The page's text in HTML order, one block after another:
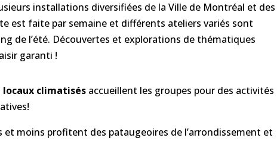
installations diversifiées de la Ville de Montréal et des
est faite par semaine et différents ateliers variés sont
de l’été. Découvertes et explorations de thématiques
garanti !
locaux climatisésaccueillent les groupes pour des activités
et moins profitent des pataugeoires de l’arrondissement et